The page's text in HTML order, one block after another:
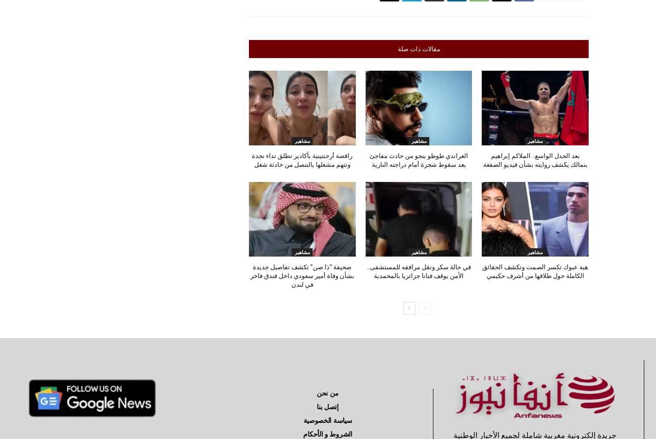
مقالات ذات صلة
مشاهير
بعد الجدل الواسع.. الملاكم إبراهيم
بنمالك يكشف روايته بشأن فيديو الصفعة
مشاهير
الغراندي طوطو ينجو من حادث مفاجئ
بعد سقوط شجرة أمام دراجته النارية
مشاهير
راقصة أرجنتينية بأكادير تطلق نداء نجدة
وتتهم مشغلها بالتنصل من حادثة شغل
مشاهير
هبة عبوك تكسر الصمت وتكشف الحقائق
الكاملة حول طلاقها من أشرف حكيمي
مشاهير
في حالة سكر ونقل مرافقه للمستشفى..
الأمن يوقف فنانا جزائريا بالمحمدية
مشاهير
صحيفة “ذا صن” تكشف تفاصيل جديدة
بشأن وفاة أمير سعودي داخل فندق فاخر
في لندن
جريدة إلكترونية مغربية شاملة لجميع الأخبار الوطنية
من نحن
إتصل بنا
سياسة الخصوصية
الشروط و الأحكام